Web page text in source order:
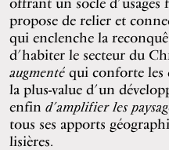
propose de relier et
qui enclenche la
d’habiter le secteur du
augmentéqui conforte les
la plus-value d’un
enfin d’amplifier les
tous ses apports
lisières.